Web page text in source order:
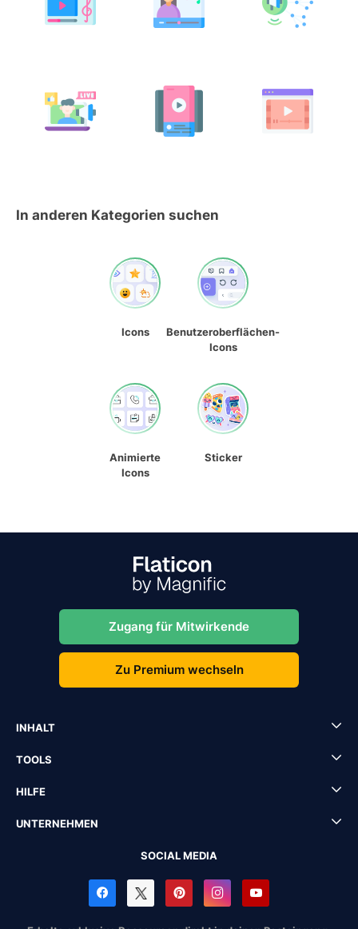
In anderen Kategorien suchen
Icons
Benutzeroberflächen-
Icons
Animierte
Icons
Sticker
Zugang für Mitwirkende
Zu Premium wechseln
INHALT
TOOLS
HILFE
UNTERNEHMEN
SOCIAL MEDIA